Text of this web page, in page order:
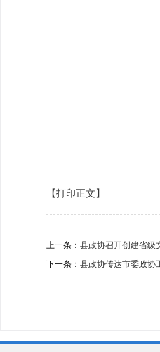
【打印正文】
上一条： 县政协召开创建省级
下一条： 县政协传达市委政协